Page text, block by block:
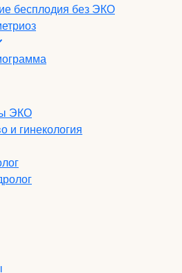
бесплодия без ЭКО
ЭКО
и гинекология